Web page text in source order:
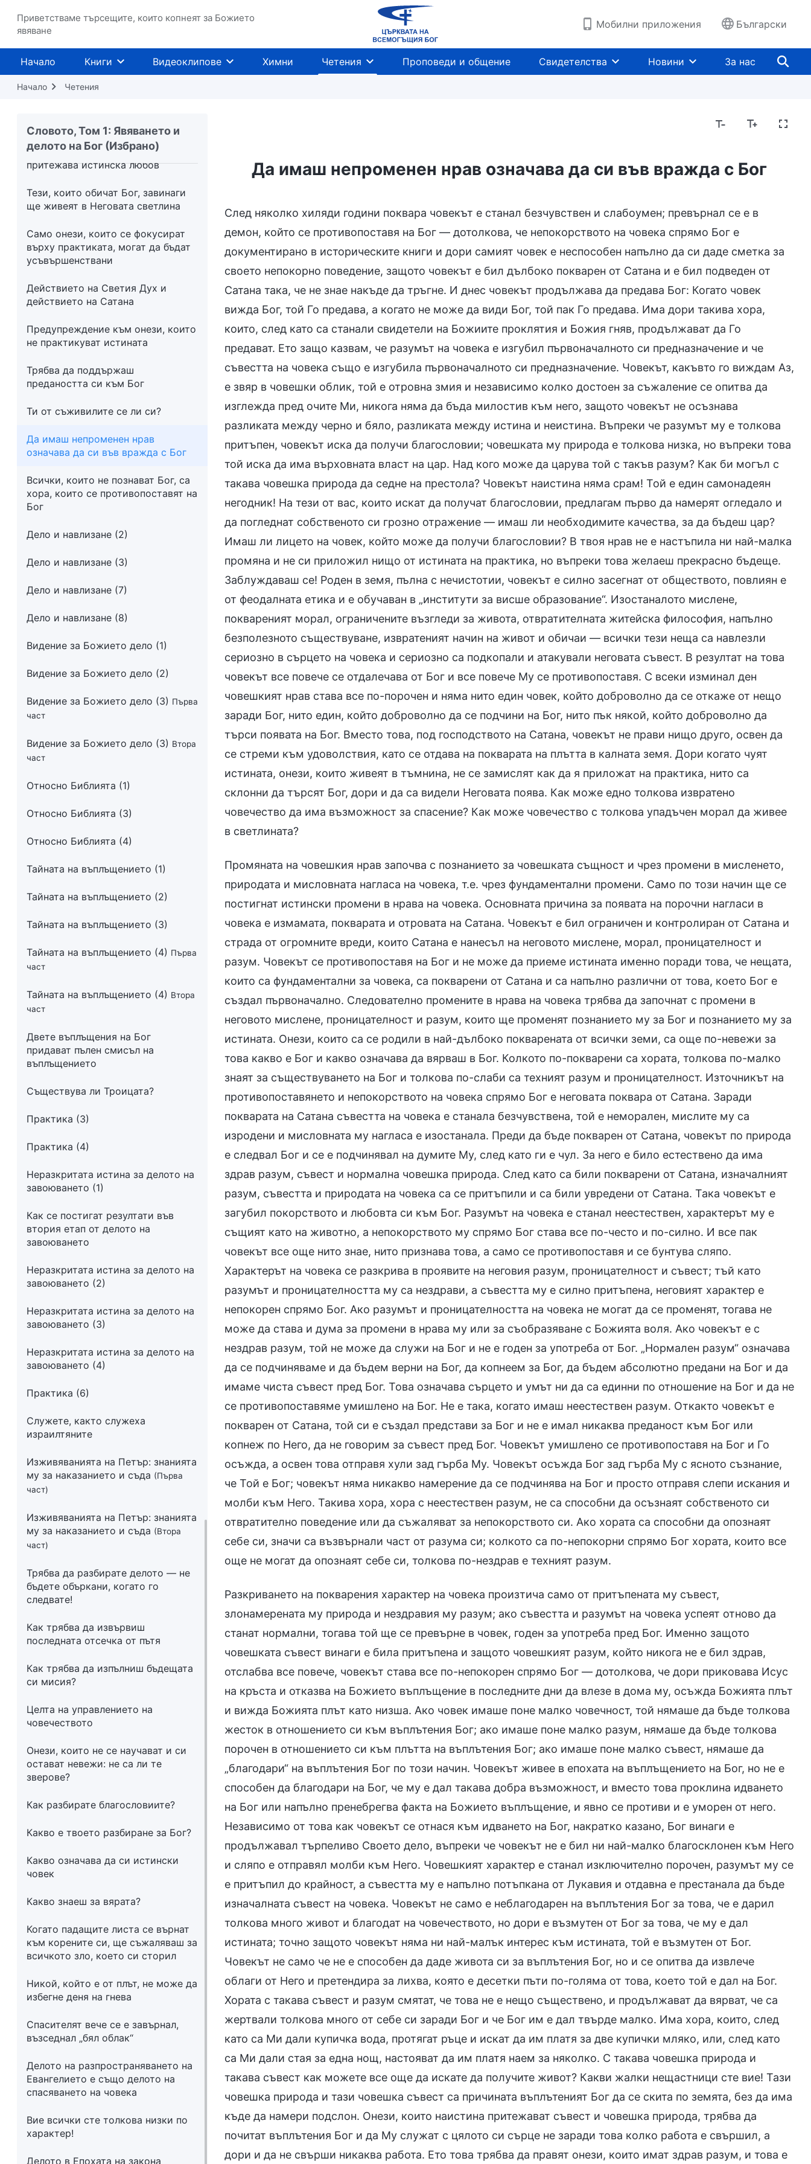
Приветстваме търсещите, които копнеят за Божието
явяване
Мобилни приложения Български
Начало Книги Видеоклипове Химни Четения Проповеди и общение Свидетелства Новини За нас
Начало Четения
Словото, Том 1: Явяването и
делото на Бог (Избрано)
Кратка беседа относно
Само онези, които познават Бог,
могат да свидетелстват за Него
Само чрез преминаване през
облагородяване човек може да
притежава истинска любов
Тези, които обичат Бог, завинаги
ще живеят в Неговата светлина
Само онези, които се фокусират
върху практиката, могат да бъдат
усъвършенствани
Действието на Светия Дух и
действието на Сатана
Предупреждение към онези, които
не практикуват истината
Трябва да поддържаш
предаността си към Бог
Ти от съживилите се ли си?
Да имаш непроменен нрав
означава да си във вражда с Бог
Всички, които не познават Бог, са
хора, които се противопоставят на
Бог
Дело и навлизане (2)
Дело и навлизане (3)
Дело и навлизане (7)
Дело и навлизане (8)
Видение за Божието дело (1)
Видение за Божието дело (2)
Видение за Божието дело (3) Първа
част
Видение за Божието дело (3) Втора
част
Относно Библията (1)
Относно Библията (3)
Относно Библията (4)
Тайната на въплъщението (1)
Тайната на въплъщението (2)
Тайната на въплъщението (3)
Тайната на въплъщението (4) Първа
част
Тайната на въплъщението (4) Втора
част
Двете въплъщения на Бог
придават пълен смисъл на
въплъщението
Съществува ли Троицата?
Практика (3)
Практика (4)
Неразкритата истина за делото на
завоюването (1)
Как се постигат резултати във
втория етап от делото на
завоюването
Неразкритата истина за делото на
завоюването (2)
Неразкритата истина за делото на
завоюването (3)
Неразкритата истина за делото на
завоюването (4)
Практика (6)
Служете, както служеха
израилтяните
Изживяванията на Петър: знанията
му за наказанието и съда (Първа
част)
Изживяванията на Петър: знанията
му за наказанието и съда (Втора
част)
Трябва да разбирате делото — не
бъдете объркани, когато го
следвате!
Как трябва да извървиш
последната отсечка от пътя
Как трябва да изпълниш бъдещата
си мисия?
Целта на управлението на
човечеството
Онези, които не се научават и си
остават невежи: не са ли те
зверове?
Как разбирате благословиите?
Какво е твоето разбиране за Бог?
Какво означава да си истински
човек
Какво знаеш за вярата?
Когато падащите листа се върнат
към корените си, ще съжаляваш за
всичкото зло, което си сторил
Никой, който е от плът, не може да
избегне деня на гнева
Спасителят вече се е завърнал,
възседнал „бял облак“
Делото на разпространяването на
Евангелието е също делото на
спасяването на човека
Вие всички сте толкова низки по
характер!
Делото в Епохата на закона
Да имаш непроменен нрав означава да си във вражда с Бог
След няколко хиляди години поквара човекът е станал безчувствен и слабоумен; превърнал се е в
демон, който се противопоставя на Бог — дотолкова, че непокорството на човека спрямо Бог е
документирано в историческите книги и дори самият човек е неспособен напълно да си даде сметка за
своето непокорно поведение, защото човекът е бил дълбоко покварен от Сатана и е бил подведен от
Сатана така, че не знае накъде да тръгне. И днес човекът продължава да предава Бог: Когато човек
вижда Бог, той Го предава, а когато не може да види Бог, той пак Го предава. Има дори такива хора,
които, след като са станали свидетели на Божиите проклятия и Божия гняв, продължават да Го
предават. Ето защо казвам, че разумът на човека е изгубил първоначалното си предназначение и че
съвестта на човека също е изгубила първоначалното си предназначение. Човекът, какъвто го виждам Аз,
е звяр в човешки облик, той е отровна змия и независимо колко достоен за съжаление се опитва да
изглежда пред очите Ми, никога няма да бъда милостив към него, защото човекът не осъзнава
разликата между черно и бяло, разликата между истина и неистина. Въпреки че разумът му е толкова
притъпен, човекът иска да получи благословии; човешката му природа е толкова низка, но въпреки това
той иска да има върховната власт на цар. Над кого може да царува той с такъв разум? Как би могъл с
такава човешка природа да седне на престола? Човекът наистина няма срам! Той е един самонадеян
негодник! На тези от вас, които искат да получат благословии, предлагам първо да намерят огледало и
да погледнат собственото си грозно отражение — имаш ли необходимите качества, за да бъдеш цар?
Имаш ли лицето на човек, който може да получи благословии? В твоя нрав не е настъпила ни най-малка
промяна и не си приложил нищо от истината на практика, но въпреки това желаеш прекрасно бъдеще.
Заблуждаваш се! Роден в земя, пълна с нечистотии, човекът е силно засегнат от обществото, повлиян е
от феодалната етика и е обучаван в „институти за висше образование“. Изостаналото мислене,
поквареният морал, ограничените възгледи за живота, отвратителната житейска философия, напълно
безполезното съществуване, извратеният начин на живот и обичаи — всички тези неща са навлезли
сериозно в сърцето на човека и сериозно са подкопали и атакували неговата съвест. В резултат на това
човекът все повече се отдалечава от Бог и все повече Му се противопоставя. С всеки изминал ден
човешкият нрав става все по-порочен и няма нито един човек, който доброволно да се откаже от нещо
заради Бог, нито един, който доброволно да се подчини на Бог, нито пък някой, който доброволно да
търси появата на Бог. Вместо това, под господството на Сатана, човекът не прави нищо друго, освен да
се стреми към удоволствия, като се отдава на покварата на плътта в калната земя. Дори когато чуят
истината, онези, които живеят в тъмнина, не се замислят как да я приложат на практика, нито са
склонни да търсят Бог, дори и да са видели Неговата поява. Как може едно толкова извратено
човечество да има възможност за спасение? Как може човечество с толкова упадъчен морал да живее
в светлината?
Промяната на човешкия нрав започва с познанието за човешката същност и чрез промени в мисленето,
природата и мисловната нагласа на човека, т.е. чрез фундаментални промени. Само по този начин ще се
постигнат истински промени в нрава на човека. Основната причина за появата на порочни нагласи в
човека е измамата, покварата и отровата на Сатана. Човекът е бил ограничен и контролиран от Сатана и
страда от огромните вреди, които Сатана е нанесъл на неговото мислене, морал, проницателност и
разум. Човекът се противопоставя на Бог и не може да приеме истината именно поради това, че нещата,
които са фундаментални за човека, са покварени от Сатана и са напълно различни от това, което Бог е
създал първоначално. Следователно промените в нрава на човека трябва да започнат с промени в
неговото мислене, проницателност и разум, които ще променят познанието му за Бог и познанието му за
истината. Онези, които са се родили в най-дълбоко покварената от всички земи, са още по-невежи за
това какво е Бог и какво означава да вярваш в Бог. Колкото по-покварени са хората, толкова по-малко
знаят за съществуването на Бог и толкова по-слаби са техният разум и проницателност. Източникът на
противопоставянето и непокорството на човека спрямо Бог е неговaта поквара от Сатана. Заради
покварата на Сатана съвестта на човека e станала безчувствена, той е неморален, мислите му са
изродени и мисловната му нагласа е изостанала. Преди да бъде покварен от Сатана, човекът по природа
е следвал Бог и се е подчинявал на думите Му, след като ги е чул. За него е било естествено да има
здрав разум, съвест и нормална човешка природа. След като са били покварени от Сатана, изначалният
разум, съвестта и природата на човека са се притъпили и са били увредени от Сатана. Така човекът е
загубил покорството и любовта си към Бог. Разумът на човека е станал неестествен, характерът му е
същият като на животно, а непокорството му спрямо Бог става все по-често и по-силно. И все пак
човекът все още нито знае, нито признава това, а само се противопоставя и се бунтува сляпо.
Характерът на човека се разкрива в проявите на неговия разум, проницателност и съвест; тъй като
разумът и проницателността му са нездрави, а съвестта му е силно притъпена, неговият характер е
непокорен спрямо Бог. Ако разумът и проницателността на човека не могат да се променят, тогава не
може да става и дума за промени в нрава му или за съобразяване с Божията воля. Ако човекът е с
нездрав разум, той не може да служи на Бог и не е годен за употреба от Бог. „Нормален разум“ означава
да се подчиняваме и да бъдем верни на Бог, да копнеем за Бог, да бъдем абсолютно предани на Бог и да
имаме чиста съвест пред Бог. Това означава сърцето и умът ни да са единни по отношение на Бог и да не
се противопоставяме умишлено на Бог. Не е така, когато имаш неестествен разум. Откакто човекът е
покварен от Сатана, той си е създал представи за Бог и не е имал никаква преданост към Бог или
копнеж по Него, да не говорим за съвест пред Бог. Човекът умишлено се противопоставя на Бог и Го
осъжда, а освен това отправя хули зад гърба Му. Човекът осъжда Бог зад гърба Му с ясното съзнание,
че Той е Бог; човекът няма никакво намерение да се подчинява на Бог и просто отправя слепи искания и
молби към Него. Такива хора, хора с неестествен разум, не са способни да осъзнаят собственото си
отвратително поведение или да съжаляват за непокорството си. Ако хората са способни да опознаят
себе си, значи са възвърнали част от разума си; колкото са по-непокорни спрямо Бог хората, които все
още не могат да опознаят себе си, толкова по-нездрав е техният разум.
Разкриването на покварения характер на човека произтича само от притъпената му съвест,
злонамерената му природа и нездравия му разум; ако съвестта и разумът на човека успеят отново да
станат нормални, тогава той ще се превърне в човек, годен за употреба пред Бог. Именно защото
човешката съвест винаги е била притъпена и защото човешкият разум, който никога не е бил здрав,
отслабва все повече, човекът става все по-непокорен спрямо Бог — дотолкова, че дори приковава Исус
на кръста и отказва на Божието въплъщение в последните дни да влезе в дома му, осъжда Божията плът
и вижда Божията плът като низша. Ако човек имаше поне малко човечност, той нямаше да бъде толкова
жесток в отношението си към въплътения Бог; ако имаше поне малко разум, нямаше да бъде толкова
порочен в отношението си към плътта на въплътения Бог; ако имаше поне малко съвест, нямаше да
„благодари“ на въплътения Бог по този начин. Човекът живее в епохата на въплъщението на Бог, но не е
способен да благодари на Бог, че му е дал такава добра възможност, и вместо това проклина идването
на Бог или напълно пренебрегва факта на Божието въплъщение, и явно се противи и е уморен от него.
Независимо от това как човекът се отнася към идването на Бог, накратко казано, Бог винаги е
продължавал търпеливо Своето дело, въпреки че човекът не е бил ни най-малко благосклонен към Него
и сляпо е отправял молби към Него. Човешкият характер е станал изключително порочен, разумът му се
е притъпил до крайност, а съвестта му е напълно потъпкана от Лукавия и отдавна е престанала да бъде
изначалната съвест на човека. Човекът не само е неблагодарен на въплътения Бог за това, че е дарил
толкова много живот и благодат на човечеството, но дори е възмутен от Бог за това, че му е дал
истината; точно защото човекът няма ни най-малък интерес към истината, той е възмутен от Бог.
Човекът не само че не е способен да даде живота си за въплътения Бог, но и се опитва да извлече
облаги от Него и претендира за лихва, която е десетки пъти по-голяма от това, което той е дал на Бог.
Хората с такава съвест и разум смятат, че това не е нещо съществено, и продължават да вярват, че са
жертвали толкова много от себе си заради Бог и че Бог им е дал твърде малко. Има хора, които, след
като са Ми дали купичка вода, протягат ръце и искат да им платя за две купички мляко, или, след като
са Ми дали стая за една нощ, настояват да им платя наем за няколко. С такава човешка природа и
такава съвест как можете все още да искате да получите живот? Какви жалки нещастници сте вие! Тази
човешка природа и тази човешка съвест са причината въплътеният Бог да се скита по земята, без да има
къде да намери подслон. Онези, които наистина притежават съвест и човешка природа, трябва да
почитат въплътения Бог и да Му служат с цялото си сърце не заради това колко работа е свършил, а
дори и да не свърши никаква работа. Ето това трябва да правят онези, които имат здрав разум, и това е